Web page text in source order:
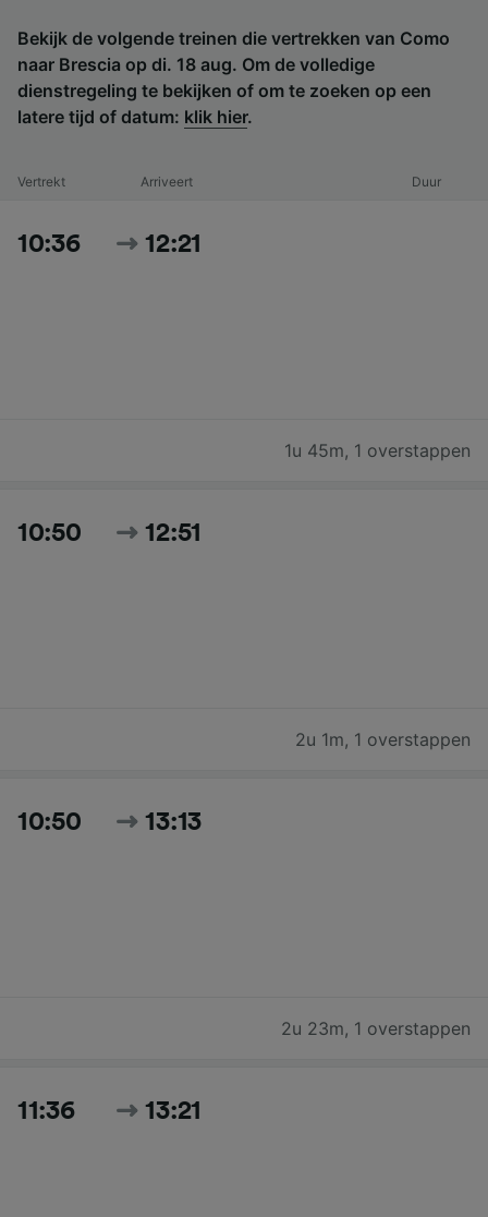
Bekijk de volgende treinen die vertrekken van Como
naar Brescia op di. 18 aug. Om de volledige
dienstregeling te bekijken of om te zoeken op een
latere tijd of datum: klik hier.
Vertrekt Arriveert Duur
10:36 12:21
1u 45m, 1 overstappen
10:50 12:51
2u 1m, 1 overstappen
10:50 13:13
2u 23m, 1 overstappen
11:36 13:21